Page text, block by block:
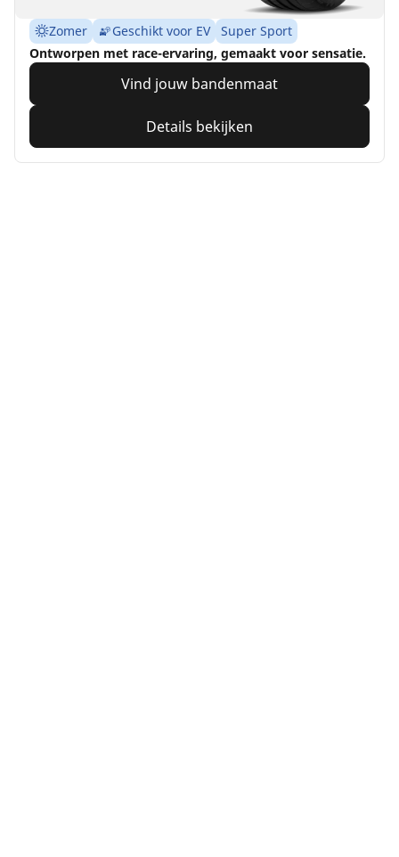
Zomer Geschikt voor EV
Super Sport
Ontworpen met race-ervaring, gemaakt voor sensatie.
Vind jouw bandenmaat
Details bekijken